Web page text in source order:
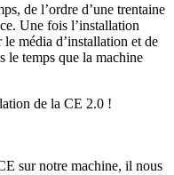
de l’ordre d’une trentaine
Une fois l’installation
média d’installation et de
le temps que la machine
de la CE 2.0 !
sur notre machine, il nous